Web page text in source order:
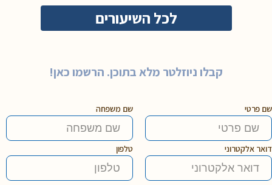
לכל השיעורים
קבלו ניוזלטר מלא בתוכן. הרשמו כאן!
שם פרטי שם משפחה
דואר אלקטרוני טלפון